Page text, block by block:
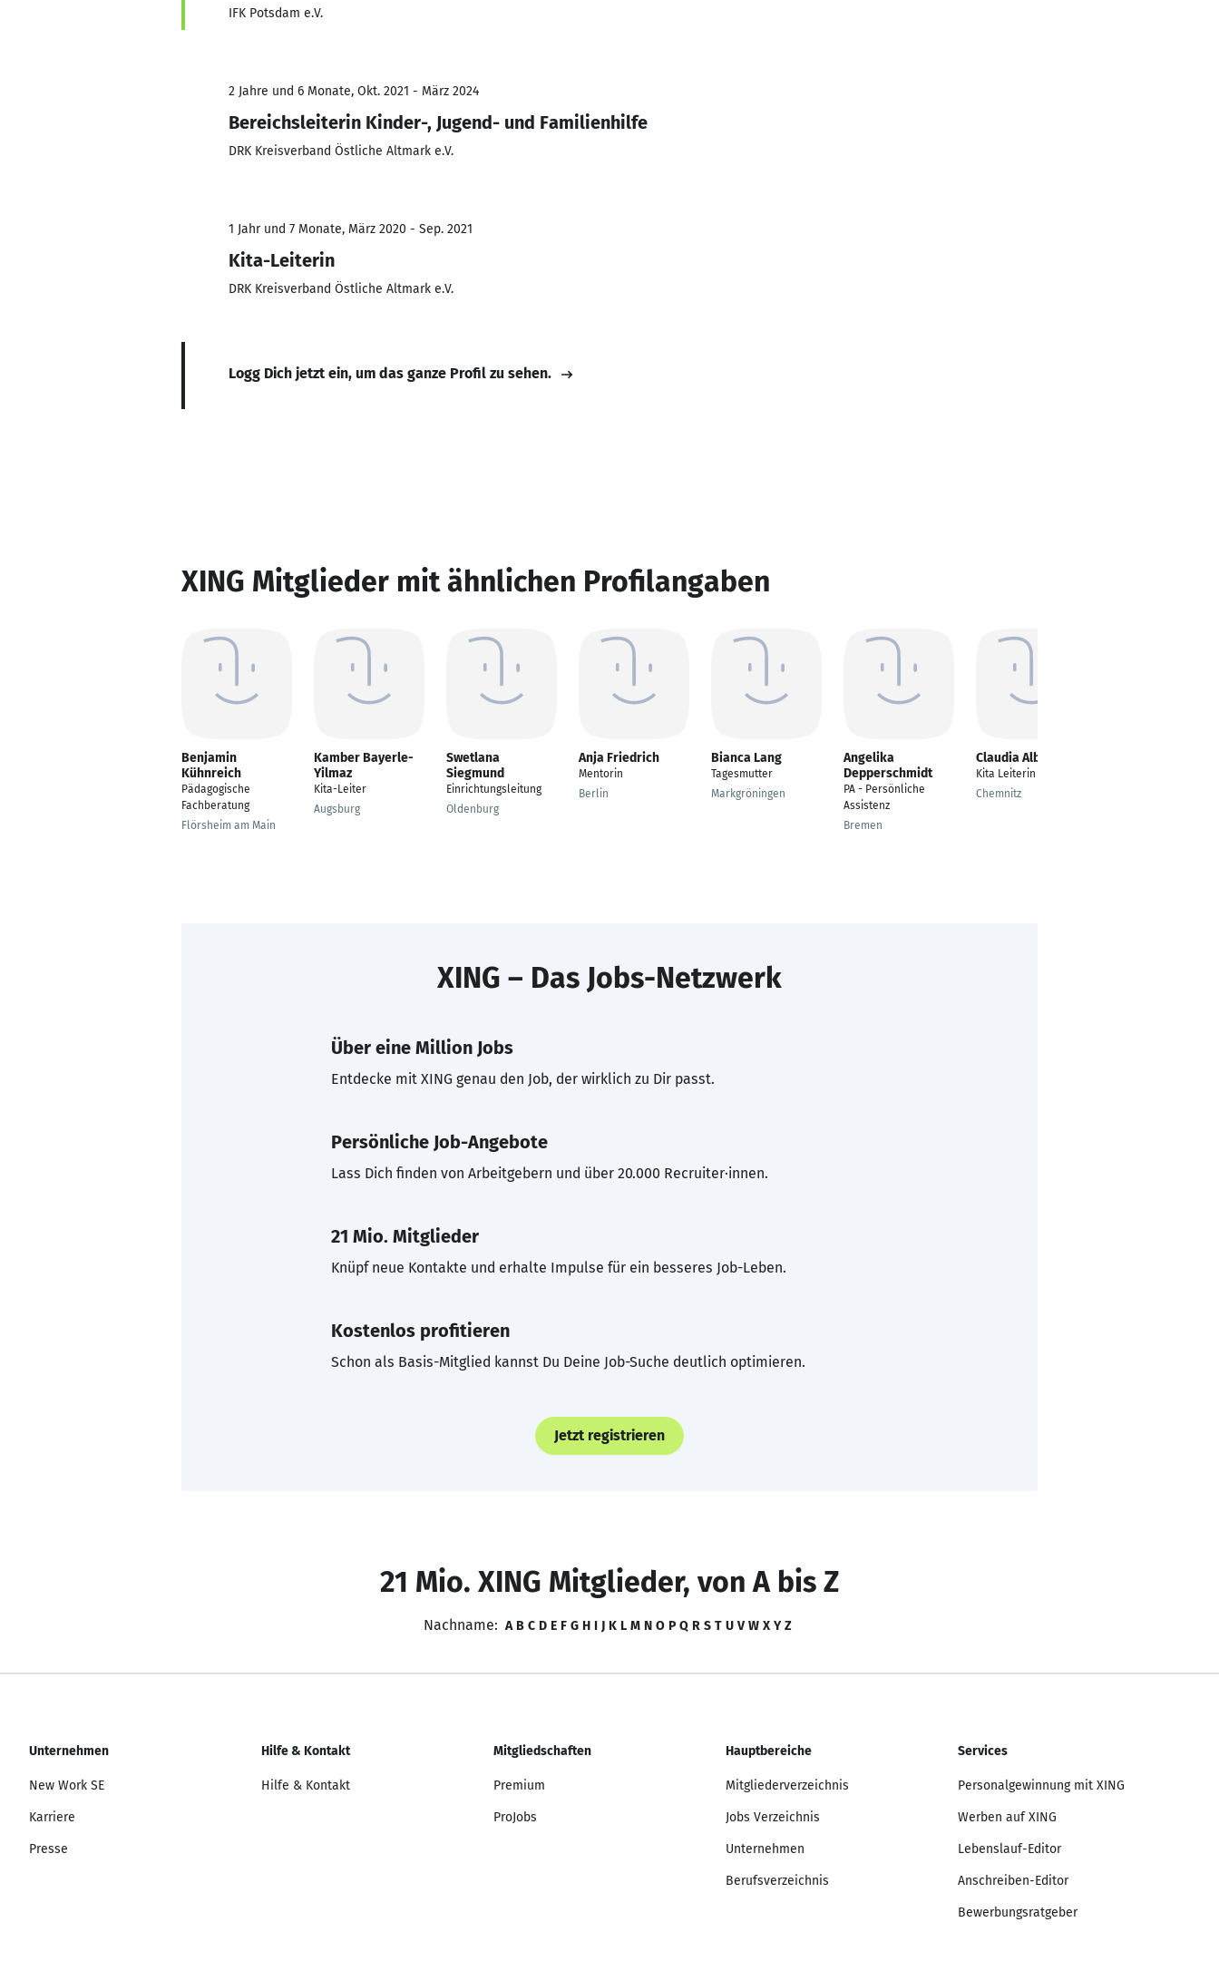
IFK Potsdam e.V.
2 Jahre und 6 Monate, Okt. 2021 - März 2024
Bereichsleiterin Kinder-, Jugend- und Familienhilfe
DRK Kreisverband Östliche Altmark e.V.
1 Jahr und 7 Monate, März 2020 - Sep. 2021
Kita-Leiterin
DRK Kreisverband Östliche Altmark e.V.
Logg Dich jetzt ein, um das ganze Profil zu sehen.
XING Mitglieder mit ähnlichen Profilangaben
Benjamin
Kühnreich
Pädagogische
Fachberatung
Flörsheim am Main
Kamber Bayerle-
Yilmaz
Kita-Leiter
Augsburg
Swetlana
Siegmund
Einrichtungsleitung
Oldenburg
Anja Friedrich
Mentorin
Berlin
Bianca Lang
Tagesmutter
Markgröningen
Angelika
Depperschmidt
PA - Persönliche
Assistenz
Bremen
Claudia Albrecht
Kita Leiterin
Chemnitz
XING – Das Jobs-Netzwerk
Über eine Million Jobs
Entdecke mit XING genau den Job, der wirklich zu Dir passt.
Persönliche Job-Angebote
Lass Dich finden von Arbeitgebern und über 20.000 Recruiter·innen.
21 Mio. Mitglieder
Knüpf neue Kontakte und erhalte Impulse für ein besseres Job-Leben.
Kostenlos profitieren
Schon als Basis-Mitglied kannst Du Deine Job-Suche deutlich optimieren.
Jetzt registrieren
21 Mio. XING Mitglieder, von A bis Z
Nachname: A B C D E F G H I J K L M N O P Q R S T U V W X Y Z
Unternehmen
New Work SE
Karriere
Presse
Hilfe & Kontakt
Hilfe & Kontakt
Mitgliedschaften
Premium
ProJobs
Hauptbereiche
Mitgliederverzeichnis
Jobs Verzeichnis
Unternehmen
Berufsverzeichnis
Services
Personalgewinnung mit XING
Werben auf XING
Lebenslauf-Editor
Anschreiben-Editor
Bewerbungsratgeber